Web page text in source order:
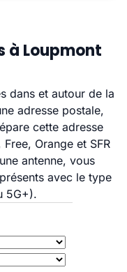
à Loupmont
dans et autour de la
adresse postale,
cette adresse
Orange et SFR
antenne, vous
avec le type
5G+).